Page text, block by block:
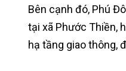
Bên cạnh đó, Phú
tại xã Phước Thiền,
hạ tầng giao thông,